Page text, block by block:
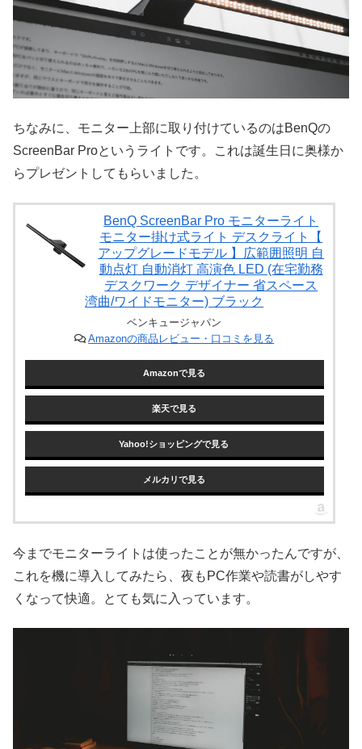
ちなみに、モニター上部に取り付けているのはBenQの
ScreenBar Proというライトです。これは誕生日に奥様か
らプレゼントしてもらいました。
BenQ ScreenBar Pro モニターライト
モニター掛け式ライト デスクライト【
アップグレードモデル 】広範囲照明 自
動点灯 自動消灯 高演色 LED (在宅勤務
デスクワーク デザイナー 省スペース
湾曲/ワイドモニター) ブラック
ベンキュージャパン
Amazonの商品レビュー・口コミを見る
Amazonで見る
楽天で見る
Yahoo!ショッピングで見る
メルカリで見る
今までモニターライトは使ったことが無かったんですが、
これを機に導入してみたら、夜もPC作業や読書がしやす
くなって快適。とても気に入っています。